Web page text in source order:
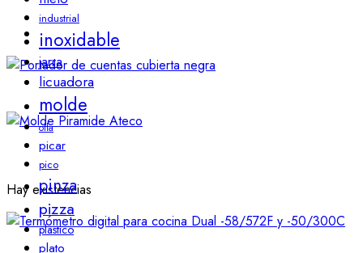
industrial
inoxidable
jarra
licuadora
molde
olla
picar
pico
pinza
pizza
plastico
plato
Hay existencias